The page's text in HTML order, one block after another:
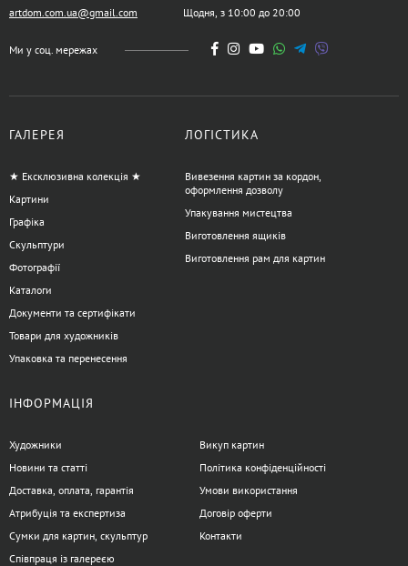
artdom.com.ua@gmail.com Щодня, з 10:00 до 20:00
Ми у соц. мережах
ГАЛЕРЕЯ
★ Ексклюзивна колекція ★
Картини
Графіка
Скульптури
Фотографії
Каталоги
Документи та сертифікати
Товари для художників
Упаковка та перенесення
ЛОГІСТИКА
Вивезення картин за кордон,
оформлення дозволу
Упакування мистецтва
Виготовлення ящиків
Виготовлення рам для картин
ІНФОРМАЦІЯ
Художники
Новини та статті
Доставка, оплата, гарантія
Атрибуція та експертиза
Сумки для картин, скульптур
Співпраця із галереєю
Викуп картин
Політика конфіденційності
Умови використання
Договір оферти
Контакти